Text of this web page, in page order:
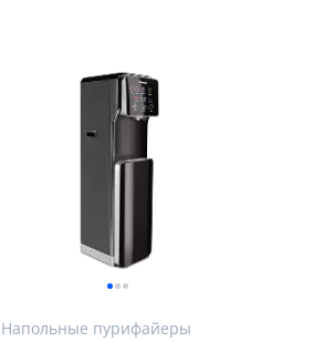
Напольные пурифайеры